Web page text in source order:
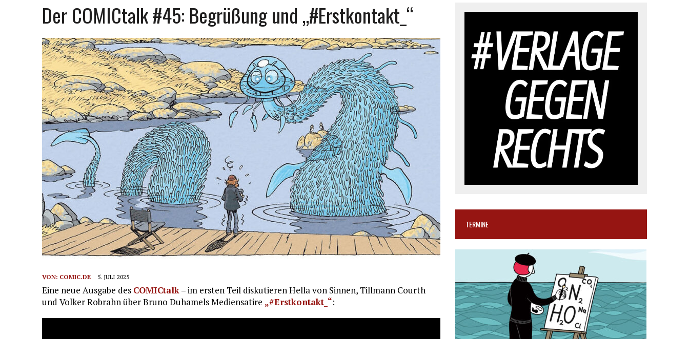
Der COMICtalk #45: Begrüßung und „#Erstkontakt_“
VON: COMIC.DE 5. JULI 2025
Eine neue Ausgabe des COMICtalk– im ersten Teil diskutieren Hella von Sinnen, Tillmann Courth
und Volker Robrahn über Bruno Duhamels Mediensatire „#Erstkontakt_“:
TERMINE